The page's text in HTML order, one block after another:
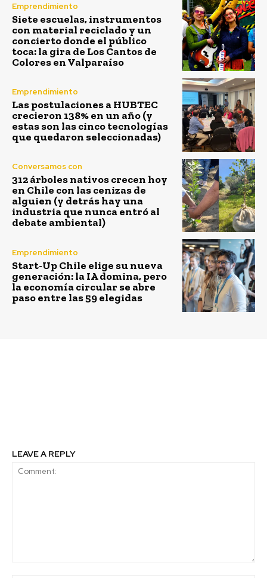
Emprendimiento
Siete escuelas, instrumentos
con material reciclado y un
concierto donde el público
toca: la gira de Los Cantos de
Colores en Valparaíso
Emprendimiento
Las postulaciones a HUBTEC
crecieron 138% en un año (y
estas son las cinco tecnologías
que quedaron seleccionadas)
Conversamos con
312 árboles nativos crecen hoy
en Chile con las cenizas de
alguien (y detrás hay una
industria que nunca entró al
debate ambiental)
Emprendimiento
Start-Up Chile elige su nueva
generación: la IA domina, pero
la economía circular se abre
paso entre las 59 elegidas
LEAVE A REPLY